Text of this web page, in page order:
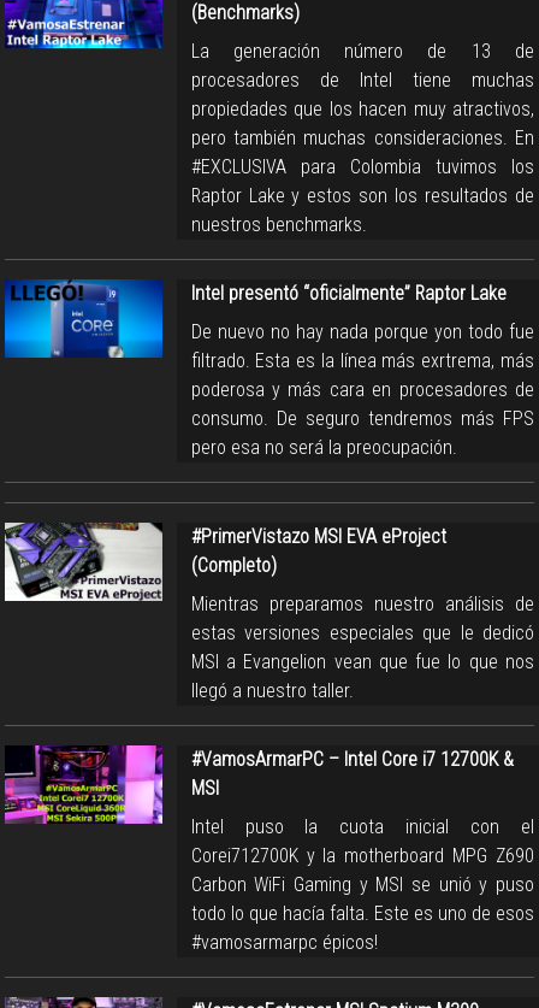
(Benchmarks)
La generación número de 13 de
procesadores de Intel tiene muchas
propiedades que los hacen muy atractivos,
pero también muchas consideraciones. En
#EXCLUSIVA para Colombia tuvimos los
Raptor Lake y estos son los resultados de
nuestros benchmarks.
Intel presentó “oficialmente” Raptor Lake
De nuevo no hay nada porque yon todo fue
filtrado. Esta es la línea más exrtrema, más
poderosa y más cara en procesadores de
consumo. De seguro tendremos más FPS
pero esa no será la preocupación.
#PrimerVistazo MSI EVA eProject
(Completo)
Mientras preparamos nuestro análisis de
estas versiones especiales que le dedicó
MSI a Evangelion vean que fue lo que nos
llegó a nuestro taller.
#VamosArmarPC – Intel Core i7 12700K &
MSI
Intel puso la cuota inicial con el
Corei712700K y la motherboard MPG Z690
Carbon WiFi Gaming y MSI se unió y puso
todo lo que hacía falta. Este es uno de esos
#vamosarmarpc épicos!